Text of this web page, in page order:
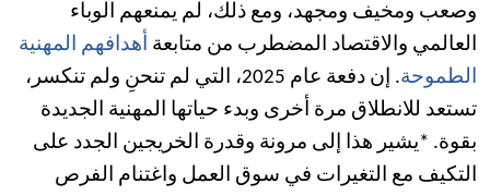
وصعب ومخيف ومجهد، ومع ذلك، لم يمنعهم الوباء
العالمي والاقتصاد المضطرب من متابعة أهدافهم المهنية
الطموحة
. إن دفعة عام 2025، التي لم تنحنِ ولم تنكسر،
تستعد للانطلاق مرة أخرى وبدء حياتها المهنية الجديدة
بقوة. *يشير هذا إلى مرونة وقدرة الخريجين الجدد على
التكيف مع التغيرات في سوق العمل واغتنام الفرص